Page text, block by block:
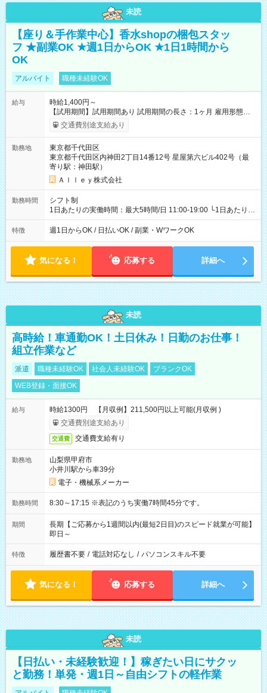
未読
【座り＆手作業中心】香水shopの梱包スタッ
フ ★副業OK ★週1日からOK ★1日1時間から
OK
アルバイト 職種未経験OK
給与
時給1,400円～
【試用期間】試用期間あり 試用期間の長さ：1ヶ月 雇用形態、
給与は本採用時と同じです。
交通費別途支給あり
勤務地
東京都千代田区
東京都千代田区内神田2丁目14番12号 星屋第六ビル402号（最
寄り駅：神田駅）
Ａｌｌｅｙ株式会社
勤務時間
シフト制
1日あたりの実働時間：最大5時間/日 11:00-19:00 └1日あたりの
実働時間：1-5時間 └上記の時間帯内であれば、いつでも勤務可
能！ └平日・土曜日の中で、お好きな曜日でご勤務いただけま
18:00 などのように、自由な働き方が可能なお仕事です！
特徴 週1日からOK / 日払いOK / 副業・WワークOK
気になる！ 応募する 詳細へ
未読
高時給！車通勤OK！土日休み！日勤のお仕事！
組立作業など
派遣 職種未経験OK 社会人未経験OK
ブランクOK
WEB登録・面接OK
給与
時給1300円 【月収例】211,500円以上可能(月収例 )
交通費別途支給あり
交通費 交通費支給有り
勤務地
山梨県甲府市
小井川駅から車39分
電子・機械系メーカー
勤務時間 8:30～17:15 ※表記のうち実働7時間45分です。
期間
長期【ご応募から1週間以内(最短2日目)のスピード就業が可能】
即日～
特徴 履歴書不要 / 電話対応なし / パソコンスキル不要
気になる！ 応募する 詳細へ
未読
【日払い・未経験歓迎！】稼ぎたい日にサクッ
と勤務！単発・週1日～自由シフトの軽作業